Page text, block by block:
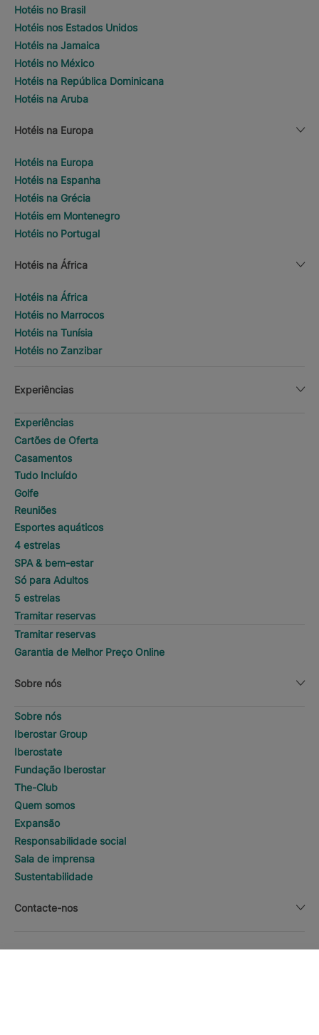
Hotéis no Brasil
Hotéis nos Estados Unidos
Hotéis na Jamaica
Hotéis no México
Hotéis na República Dominicana
Hotéis na Aruba
Hotéis na Europa
Hotéis na Europa
Hotéis na Espanha
Hotéis na Grécia
Hotéis em Montenegro
Hotéis no Portugal
Hotéis na África
Hotéis na África
Hotéis no Marrocos
Hotéis na Tunísia
Hotéis no Zanzibar
Experiências
Experiências
Cartões de Oferta
Casamentos
Tudo Incluído
Golfe
Reuniões
Esportes aquáticos
4 estrelas
SPA & bem-estar
Só para Adultos
5 estrelas
Tramitar reservas
Tramitar reservas
Garantia de Melhor Preço Online
Sobre nós
Sobre nós
Iberostar Group
Iberostate
Fundação Iberostar
The-Club
Quem somos
Expansão
Responsabilidade social
Sala de imprensa
Sustentabilidade
Contacte-nos